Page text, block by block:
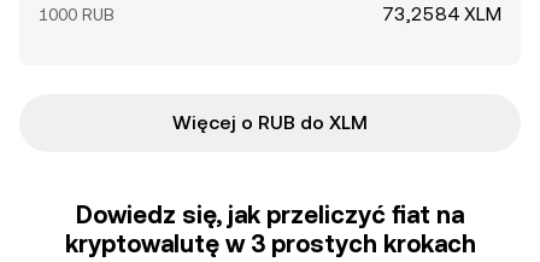
1000 RUB 73,2584 XLM
Więcej o RUB do XLM
Dowiedz się, jak przeliczyć fiat na
kryptowalutę w 3 prostych krokach